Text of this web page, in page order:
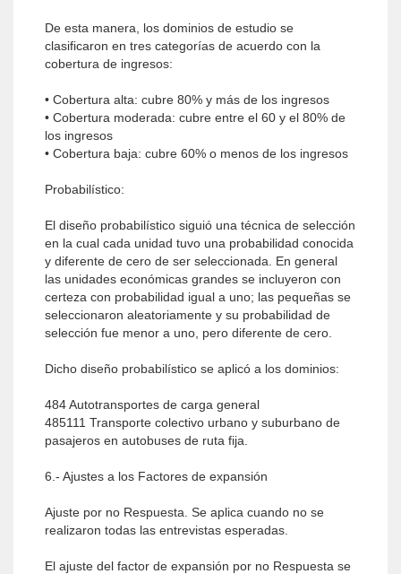
De esta manera, los dominios de estudio se
clasificaron en tres categorías de acuerdo con la
cobertura de ingresos:
• Cobertura alta: cubre 80% y más de los ingresos
• Cobertura moderada: cubre entre el 60 y el 80% de
los ingresos
• Cobertura baja: cubre 60% o menos de los ingresos
Probabilístico:
El diseño probabilístico siguió una técnica de selección
en la cual cada unidad tuvo una probabilidad conocida
y diferente de cero de ser seleccionada. En general
las unidades económicas grandes se incluyeron con
certeza con probabilidad igual a uno; las pequeñas se
seleccionaron aleatoriamente y su probabilidad de
selección fue menor a uno, pero diferente de cero.
Dicho diseño probabilístico se aplicó a los dominios:
484 Autotransportes de carga general
485111 Transporte colectivo urbano y suburbano de
pasajeros en autobuses de ruta fija.
6.- Ajustes a los Factores de expansión
Ajuste por no Respuesta. Se aplica cuando no se
realizaron todas las entrevistas esperadas.
El ajuste del factor de expansión por no Respuesta se